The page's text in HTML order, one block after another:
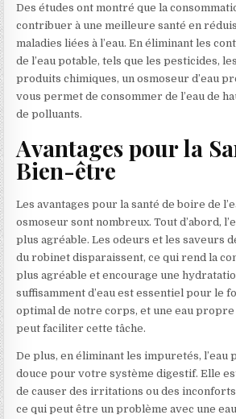
Des études ont montré que la
contribuer à une meilleure santé en
maladies liées à l’eau. En éliminant les
de l’eau potable, tels que les pesticides,
produits chimiques, un osmoseur d’eau
vous permet de consommer de l’eau de
de polluants.
Avantages pour la
Bien-être
Les avantages pour la santé de boire de
osmoseur sont nombreux. Tout d’abord,
plus agréable. Les odeurs et les saveurs
du robinet disparaissent, ce qui rend la
plus agréable et encourage une
suffisamment d’eau est essentiel pour le
optimal de notre corps, et une eau propre
peut faciliter cette tâche.
De plus, en éliminant les impuretés, l’eau
douce pour votre système digestif. Elle
de causer des irritations ou des
ce qui peut être un problème avec une